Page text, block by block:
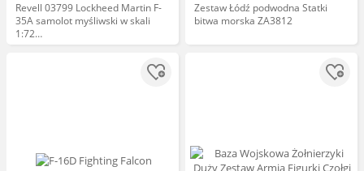
Revell 03799 Lockheed Martin F-
35A samolot myśliwski w skali
1:72
niezabudowany/niepomalowany
Zestaw Łódź podwodna Statki
bitwa morska ZA3812